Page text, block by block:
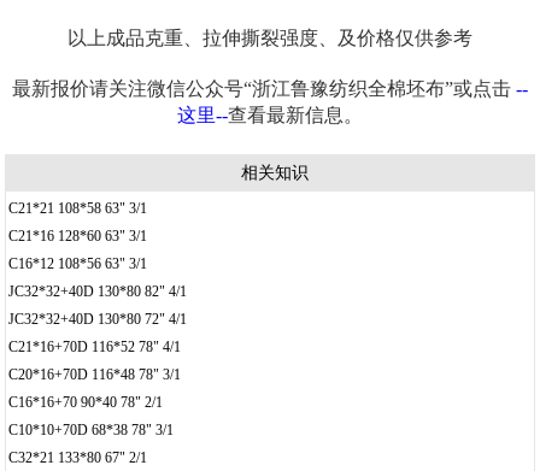
以上成品克重、拉伸撕裂强度、及价格仅供参考
最新报价请关注微信公众号“浙江鲁豫纺织全棉坯布”或点击 --
这里--查看最新信息。
相关知识
C21*21 108*58 63" 3/1
C21*16 128*60 63" 3/1
C16*12 108*56 63" 3/1
JC32*32+40D 130*80 82" 4/1
JC32*32+40D 130*80 72" 4/1
C21*16+70D 116*52 78" 4/1
C20*16+70D 116*48 78" 3/1
C16*16+70 90*40 78" 2/1
C10*10+70D 68*38 78" 3/1
C32*21 133*80 67" 2/1